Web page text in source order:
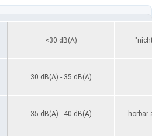
<30 dB(A)
30 dB(A) - 35 dB(A)
35 dB(A) - 40 dB(A) hörbar